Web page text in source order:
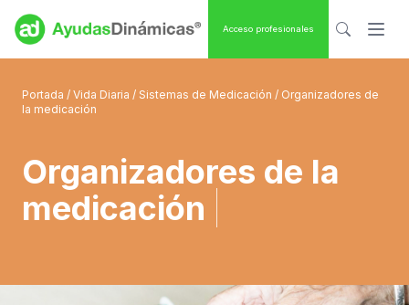
Acceso profesionales
Portada / Vida Diaria / Sistemas de Medicación / Organizadores de
la medicación
Organizadores de la
medicación